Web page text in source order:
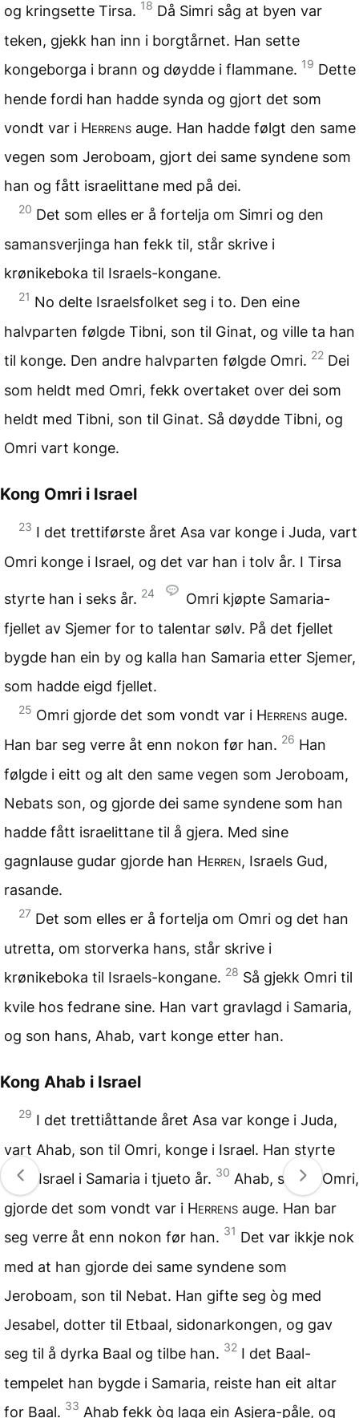
og kringsette Tirsa. 18 Då Simri såg at byen var
teken, gjekk han inn i borgtårnet. Han sette
kongeborga i brann og døydde i flammane. 19 Dette
hende fordi han hadde synda og gjort det som
vondt var i Herrens auge. Han hadde følgt den same
vegen som Jeroboam, gjort dei same syndene som
han og fått israelittane med på dei.
20 Det som elles er å fortelja om Simri og den
samansverjinga han fekk til, står skrive i
krønikeboka til Israels-kongane.
21 No delte Israelsfolket seg i to. Den eine
halvparten følgde Tibni, son til Ginat, og ville ta han
til konge. Den andre halvparten følgde Omri. 22 Dei
som heldt med Omri, fekk overtaket over dei som
heldt med Tibni, son til Ginat. Så døydde Tibni, og
Omri vart konge.
Kong Omri i Israel
23 I det trettiførste året Asa var konge i Juda, vart
Omri konge i Israel, og det var han i tolv år. I Tirsa
styrte han i seks år. 24
Omri kjøpte Samaria-
fjellet av Sjemer for to talentar sølv. På det fjellet
bygde han ein by og kalla han Samaria etter Sjemer,
som hadde eigd fjellet.
25 Omri gjorde det som vondt var i Herrens auge.
Han bar seg verre åt enn nokon før han. 26 Han
følgde i eitt og alt den same vegen som Jeroboam,
Nebats son, og gjorde dei same syndene som han
hadde fått israelittane til å gjera. Med sine
gagnlause gudar gjorde han Herren, Israels Gud,
rasande.
27 Det som elles er å fortelja om Omri og det han
utretta, om storverka hans, står skrive i
krønikeboka til Israels-kongane. 28 Så gjekk Omri til
kvile hos fedrane sine. Han vart gravlagd i Samaria,
og son hans, Ahab, vart konge etter han.
Kong Ahab i Israel
29 I det trettiåttande året Asa var konge i Juda,
vart Ahab, son til Omri, konge i Israel. Han styrte
over Israel i Samaria i tjueto år. 30 Ahab, son til Omri,
gjorde det som vondt var i Herrens auge. Han bar
seg verre åt enn nokon før han. 31 Det var ikkje nok
med at han gjorde dei same syndene som
Jeroboam, son til Nebat. Han gifte seg òg med
Jesabel, dotter til Etbaal, sidonarkongen, og gav
seg til å dyrka Baal og tilbe han. 32 I det Baal-
tempelet han bygde i Samaria, reiste han eit altar
for Baal. 33 Ahab fekk òg laga ein Asjera-påle, og